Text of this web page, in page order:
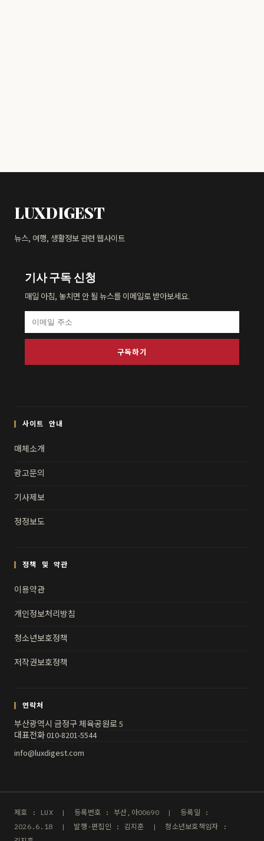
LUXDIGEST
뉴스, 여행, 생활정보 관련 웹사이트
기사 구독 신청
매일 아침, 놓치면 안 될 뉴스를 이메일로 받아보세요.
구독하기
사이트 안내
매체소개
광고문의
기사제보
정정보도
정책 및 약관
이용약관
개인정보처리방침
청소년보호정책
저작권보호정책
연락처
부산광역시 금정구 체육공원로 5
대표전화 010-8201-5544
info@luxdigest.com
제호 : LUX | 등록번호 : 부산,아00690 | 등록일 :
2026.6.18 | 발행·편집인 : 김지훈 | 청소년보호책임자 :